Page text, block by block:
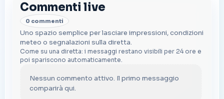
Commenti live
0 commenti
Uno spazio semplice per lasciare impressioni, condizioni
meteo o segnalazioni sulla diretta.
Come su una diretta: i messaggi restano visibili per 24 ore e
poi spariscono automaticamente.
Nessun commento attivo. Il primo messaggio
comparirà qui.